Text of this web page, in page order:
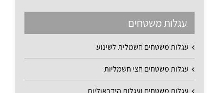
עגלות משטחים
עגלות משטחים חשמלית לשינוע
עגלות משטחים חצי חשמליות
עגלות משטחים ועגלות הידראוליות